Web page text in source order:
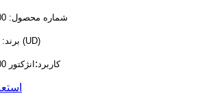
شماره محصول: 095000-6980
برند: یونایتد دیزل (UD)
کاربرد : انژکتور 095000-6980